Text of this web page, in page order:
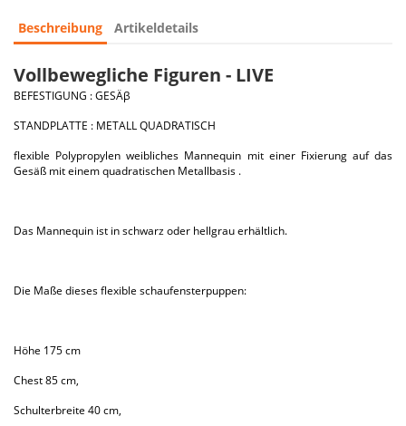
Beschreibung Artikeldetails
Vollbewegliche Figuren - LIVE
BEFESTIGUNG : GESÄβ
STANDPLATTE : METALL QUADRATISCH
flexible Polypropylen weibliches Mannequin mit einer Fixierung auf das
Gesäß mit einem quadratischen Metallbasis .
Das Mannequin ist in schwarz oder hellgrau erhältlich.
Die Maße dieses flexible schaufensterpuppen:
Höhe 175 cm
Chest 85 cm,
Schulterbreite 40 cm,